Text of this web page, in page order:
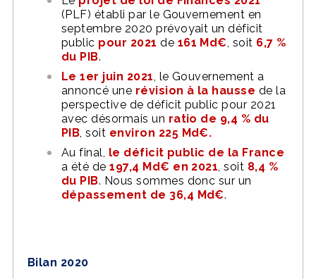
(PLF) établi par le Gouvernement en
septembre 2020 prévoyait un déficit
public pour 2021 de 161 Md€, soit 6,7 %
du PIB.
Le 1er juin 2021, le Gouvernement a
annoncé une révision à la hausse de la
perspective de déficit public pour 2021
avec désormais un ratio de 9,4 % du
PIB, soit environ 225 Md€.
Au final, le déficit public de la France
a été de197,4 Md€ en 2021, soit 8,4 %
du PIB. Nous sommes donc sur un
dépassement de 36,4 Md€.
Bilan 2020